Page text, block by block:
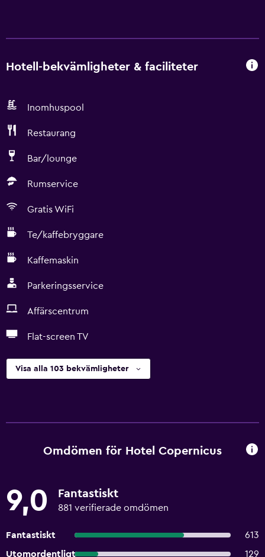
Hotell-bekvämligheter & faciliteter
Inomhuspool
Restaurang
Bar/lounge
Rumservice
Gratis WiFi
Te/kaffebryggare
Kaffemaskin
Parkeringsservice
Affärscentrum
Flat-screen TV
Visa alla 103 bekvämligheter
Omdömen för Hotel Copernicus
9,0 Fantastiskt
881 verifierade omdömen
Fantastiskt
613
Utomordentligt
129